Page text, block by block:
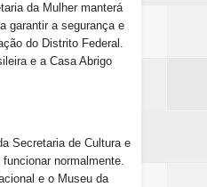
da Mulher manterá
garantir a segurança e
do Distrito Federal.
e a Casa Abrigo
Secretaria de Cultura e
normalmente.
e o Museu da